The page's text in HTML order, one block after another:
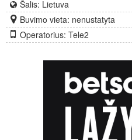
Šalis: Lietuva
Buvimo vieta: nenustatyta
Operatorius: Tele2